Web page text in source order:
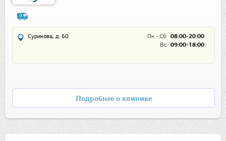
Пн - Сб: 08:00-20:00
Вс: 09:00-18:00
Сурикова, д. 60
Подробнее о клинике